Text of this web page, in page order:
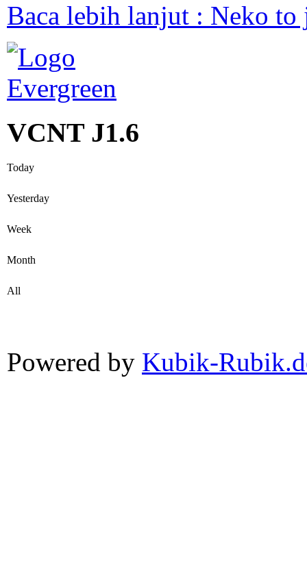
Baca lebih lanjut : Neko to
VCNT J1.6
Today
Yesterday
Week
Month
All
Powered by Kubik-